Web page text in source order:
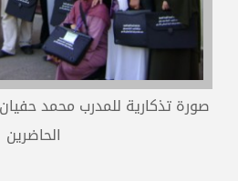
صورة تذكارية للمدرب محمد
الحاضرين